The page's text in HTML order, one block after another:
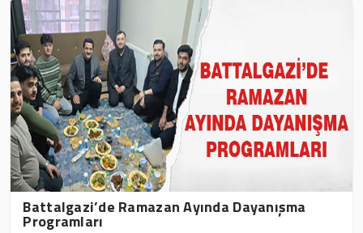
Battalgazi’de Ramazan Ayında Dayanışma
Programları